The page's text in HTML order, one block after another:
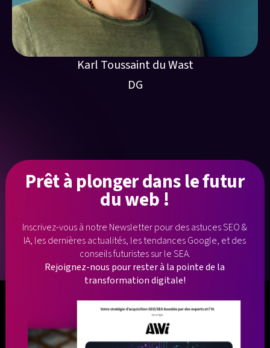
Karl Toussaint du Wast
DG
Prêt à plongerdans le futur
du web !
Inscrivez-vous à notre Newsletter pour des astuces SEO &
IA, les dernièresactualités, les tendances Google, et des
conseils futuristes sur le SEA.
Rejoignez-nous pour rester à la pointe de la
transformation digitale!